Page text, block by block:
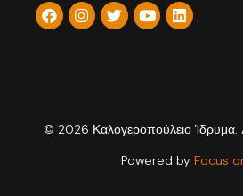
© 2026 Καλογεροπούλειο
Powered by Focus